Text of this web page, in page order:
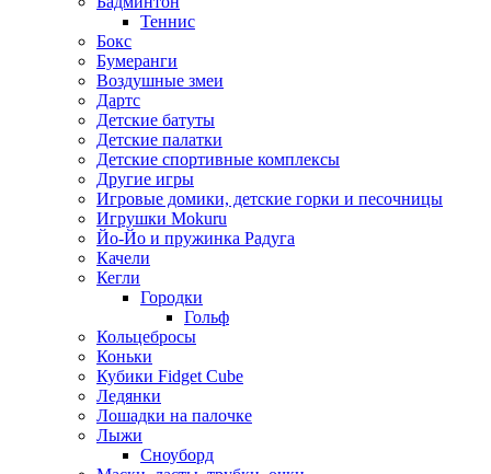
Теннис
Бокс
Бумеранги
Воздушные змеи
Дартс
Детские батуты
Детские палатки
Детские спортивные комплексы
Другие игры
Игровые домики, детские горки и песочницы
Игрушки Mokuru
Йо-Йо и пружинка Радуга
Качели
Кегли
Городки
Гольф
Кольцебросы
Коньки
Кубики Fidget Cube
Ледянки
Лошадки на палочке
Лыжи
Сноуборд